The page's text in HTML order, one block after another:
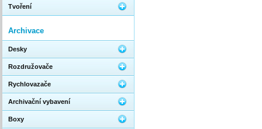
Tvoření
Archivace
Desky
Rozdružovače
Rychlovazače
Archivační vybavení
Boxy